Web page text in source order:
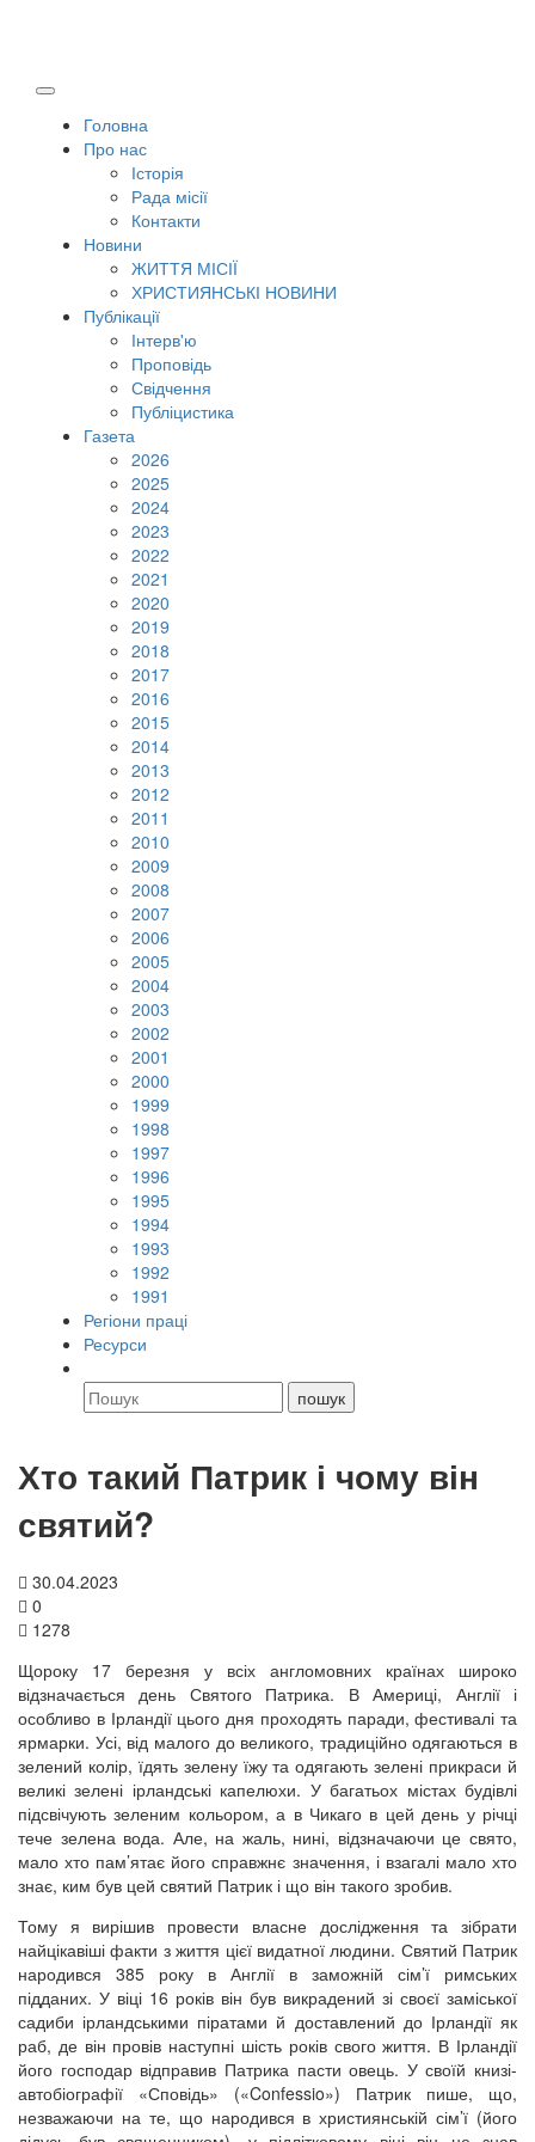
Головна
Про нас
Історія
Рада місії
Контакти
Новини
ЖИТТЯ МІСІЇ
ХРИСТИЯНСЬКІ НОВИНИ
Публікації
Інтерв'ю
Проповідь
Свідчення
Публіцистика
Газета
2026
2025
2024
2023
2022
2021
2020
2019
2018
2017
2016
2015
2014
2013
2012
2011
2010
2009
2008
2007
2006
2005
2004
2003
2002
2001
2000
1999
1998
1997
1996
1995
1994
1993
1992
1991
Регіони праці
Ресурси
Хто такий Патрик і чому він
святий?
30.04.2023
0
1278
Щороку 17 березня у всіх англомовних країнах широко
відзначається день Святого Патрика. В Америці, Англії і
особливо в Ірландії цього дня проходять паради, фестивалі та
ярмарки. Усі, від малого до великого, традиційно одягаються в
зелений колір, їдять зелену їжу та одягають зелені прикраси й
великі зелені ірландські капелюхи. У багатьох містах будівлі
підсвічують зеленим кольором, а в Чикаго в цей день у річці
тече зелена вода. Але, на жаль, нині, відзначаючи це свято,
мало хто пам’ятає його справжнє значення, і взагалі мало хто
знає, ким був цей святий Патрик і що він такого зробив.
Тому я вирішив провести власне дослідження та зібрати
найцікавіші факти з життя цієї видатної людини. Святий Патрик
народився 385 року в Англії в заможній сім’ї римських
підданих. У віці 16 років він був викрадений зі своєї заміської
садиби ірландськими піратами й доставлений до Ірландії як
раб, де він провів наступні шість років свого життя. В Ірландії
його господар відправив Патрика пасти овець. У своїй книзі-
автобіографії «Сповідь» («Confessio») Патрик пише, що,
незважаючи на те, що народився в християнській сім’ї (його